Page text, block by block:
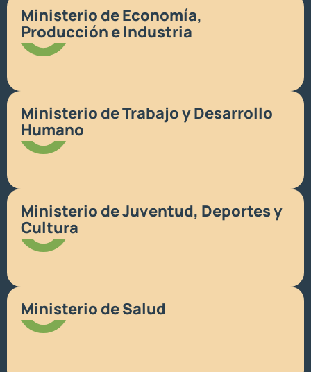
Ministerio de Economía,
Producción e Industria
Ministerio de Trabajo y Desarrollo
Humano
Ministerio de Juventud, Deportes y
Cultura
Ministerio de Salud